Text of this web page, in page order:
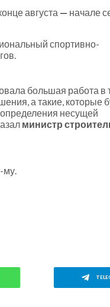
августа — начале
спортивно-
большая работа в
а такие, которые
несущей
министр
му.